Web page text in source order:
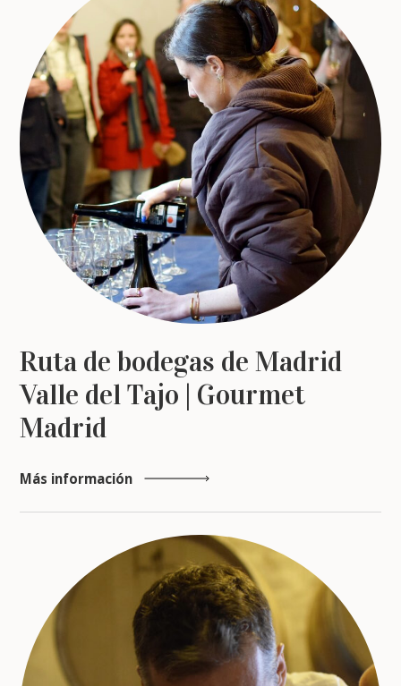
Ruta de bodegas de Madrid
Valle del Tajo | Gourmet
Madrid
Más información